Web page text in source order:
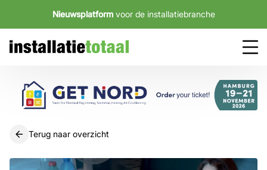
Nieuwsplatform voor de installatiebranche
Terug naar overzicht